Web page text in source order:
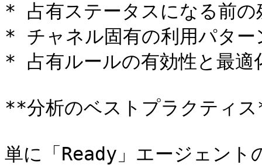
* 占有ステータスになる前の
* チャネル固有の利用パター
* 占有ルールの有効性と最適
**分析のベストプラクティ
単に「Ready」エージェント